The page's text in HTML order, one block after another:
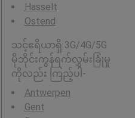
Hasselt
Ostend
သင့်ဧရိယာရှိ 3G/4G/5G
မိုဘိုင်းကွန်ရက်လွှမ်းခြုံမှု
ကိုလည်း ကြည့်ပါ-
Antwerpen
Gent